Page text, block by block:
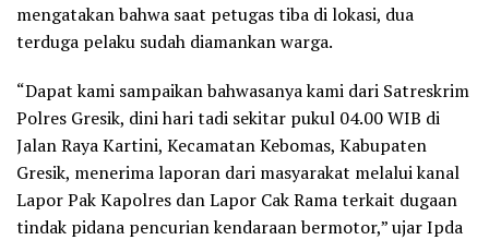
mengatakan bahwa saat petugas tiba di lokasi, dua
terduga pelaku sudah diamankan warga.
“Dapat kami sampaikan bahwasanya kami dari Satreskrim
Polres Gresik, dini hari tadi sekitar pukul 04.00 WIB di
Jalan Raya Kartini, Kecamatan Kebomas, Kabupaten
Gresik, menerima laporan dari masyarakat melalui kanal
Lapor Pak Kapolres dan Lapor Cak Rama terkait dugaan
tindak pidana pencurian kendaraan bermotor,” ujar Ipda